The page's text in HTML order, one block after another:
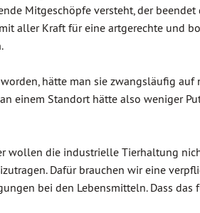
Mitgeschöpfe versteht, der
aller Kraft für eine artgerechte und
hätte man sie zwangsläufig
einem Standort hätte also weniger
wollen die industrielle Tierhaltung
Dafür brauchen wir eine
bei den Lebensmitteln. Dass